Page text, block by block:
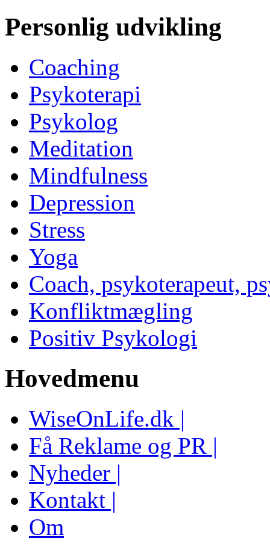
Personlig udvikling
Coaching
Psykoterapi
Psykolog
Meditation
Mindfulness
Depression
Stress
Yoga
Coach, psykoterapeut,
Konfliktmægling
Positiv Psykologi
Hovedmenu
WiseOnLife.dk |
Få Reklame og PR |
Nyheder |
Kontakt |
Om